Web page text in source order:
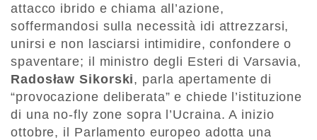
attacco ibrido e chiama all’azione,
soffermandosi sulla necessità idi attrezzarsi,
unirsi e non lasciarsi intimidire, confondere o
spaventare; il ministro degli Esteri di Varsavia,
Radosław Sikorski, parla apertamente di
“provocazione deliberata” e chiede l’istituzione
di una no-fly zone sopra l’Ucraina. A inizio
ottobre, il Parlamento europeo adotta una